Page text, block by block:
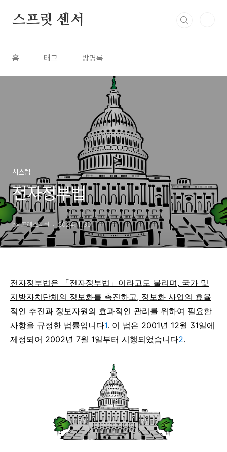
스프릿 센서
홈 태그 방명록
시스템
전자정부법
by 프레스러쉬 2024. 1. 30.
전자정부법은 「전자정부법」이라고도 불리며, 국가 및
지방자치단체의 정보화를 촉진하고, 정보화 사업의 효율
적인 추진과 정보자원의 효과적인 관리를 위하여 필요한
사항을 규정한 법률입니다1. 이 법은 2001년 12월 31일에
제정되어 2002년 7월 1일부터 시행되었습니다2.